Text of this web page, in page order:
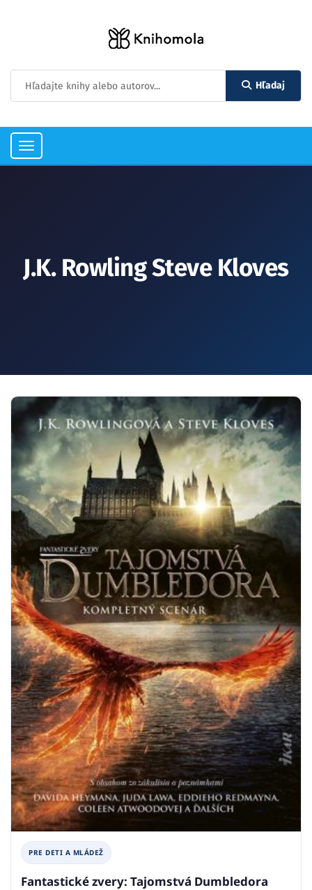
Hľadaj
Toggle
J.K. Rowling Steve Kloves
PRE DETI A MLÁDEŽ
Fantastické zvery: Tajomstvá Dumbledora